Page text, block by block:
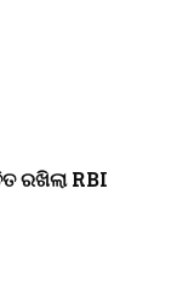
ରଖିଲା RBI